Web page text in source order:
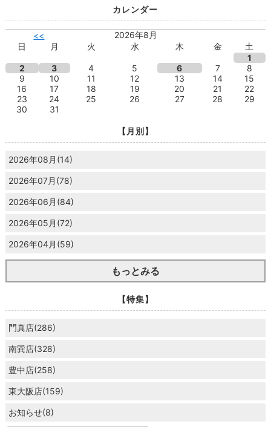
カレンダー
<<
2026年8月
日
月 火 水 木 金
土
1
2
3 4 5 6 7
8
9
10 11 12 13 14
15
16
17 18 19 20 21
22
23
24 25 26 27 28
29
30
31
【月別】
2026年08月(14)
2026年07月(78)
2026年06月(84)
2026年05月(72)
2026年04月(59)
もっとみる
【特集】
門真店(286)
南巽店(328)
豊中店(258)
東大阪店(159)
お知らせ(8)